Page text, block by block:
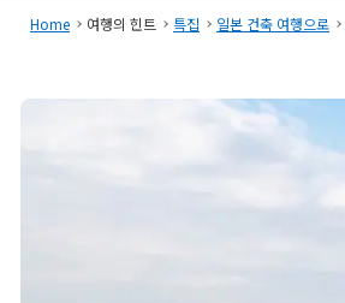
Home 여행의 힌트 특집 일본 건축 여행으로